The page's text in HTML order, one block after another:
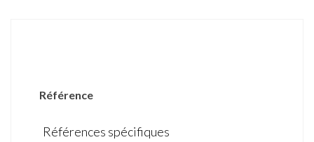
Référence
Références spécifiques